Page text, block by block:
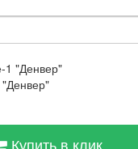
Купить в клик